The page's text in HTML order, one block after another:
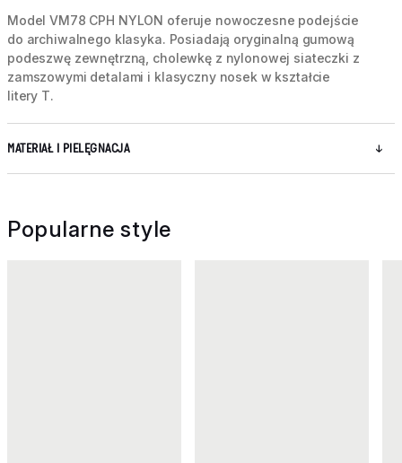
Model VM78 CPH NYLON oferuje nowoczesne podejście
do archiwalnego klasyka. Posiadają oryginalną gumową
podeszwę zewnętrzną, cholewkę z nylonowej siateczki z
zamszowymi detalami i klasyczny nosek w kształcie
litery T.
MATERIAŁ I PIELĘGNACJA
Popularne style